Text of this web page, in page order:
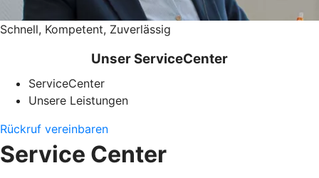
Schnell, Kompetent, Zuverlässig
Unser ServiceCenter
ServiceCenter
Unsere Leistungen
Rückruf vereinbaren
Service Center